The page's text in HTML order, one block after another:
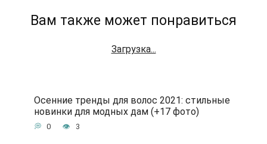
Вам также может понравиться
Загрузка...
Осенние тренды для волос 2021: стильные
новинки для модных дам (+17 фото)
0 3